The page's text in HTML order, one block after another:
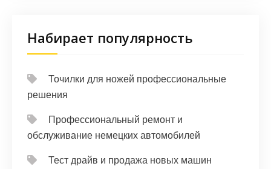
Набирает популярность
Точилки для ножей профессиональные
решения
Профессиональный ремонт и
обслуживание немецких автомобилей
Тест драйв и продажа новых машин